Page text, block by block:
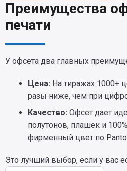
Преимущества
печати
У офсета два главных
Цена: На тиражах 1000+
разы ниже, чем при
Качество: Офсет дает
полутонов, плашек и
фирменный цвет по
Это лучший выбор, если у вас